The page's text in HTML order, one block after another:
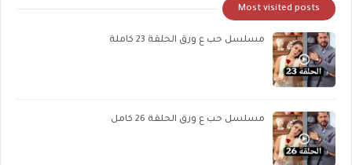
Most visited posts
مسلسل حب ع ورق الحلقة 23 كاملة
مسلسل حب ع ورق الحلقة 26 كامل